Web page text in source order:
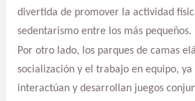
divertida de promover la actividad
sedentarismo entre los más pequeños.
Por otro lado, los parques de camas
socialización y el trabajo en equipo, ya
interactúan y desarrollan juegos